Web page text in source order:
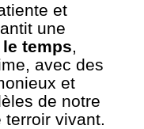
et
une
temps,
avec des
et
de notre
terroir vivant.